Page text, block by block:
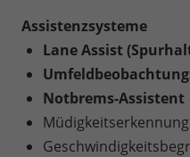
Assistenzsysteme
Lane Assist
Notbrems-Assistent
Müdigkeitserkennung